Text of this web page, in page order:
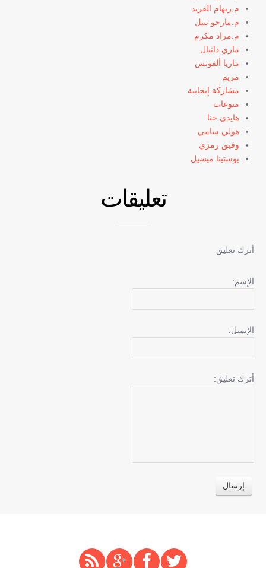
م.ريهام الفريد
م.مارجو نبيل
م.مراد مكرم
ماري دانيال
ماريا ألفونس
مريم
مشاركة إيجابية
منوعات
هايدي حنا
هولي سامي
وفيق رمزي
يوستينا ميشيل
تعليقات
أترك تعليق
الإسم:
الإيميل:
أترك تعليق: